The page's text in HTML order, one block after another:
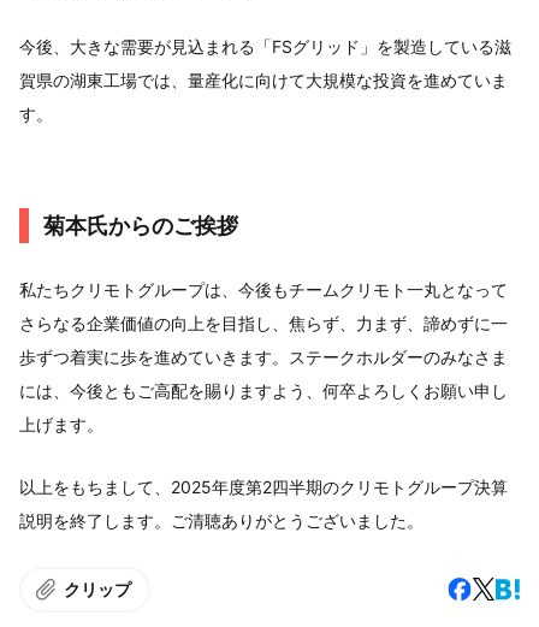
今後、大きな需要が見込まれる「FSグリッド」を製造している滋
賀県の湖東工場では、量産化に向けて大規模な投資を進めていま
す。
菊本氏からのご挨拶
私たちクリモトグループは、今後もチームクリモト一丸となって
さらなる企業価値の向上を目指し、焦らず、力まず、諦めずに一
歩ずつ着実に歩を進めていきます。ステークホルダーのみなさま
には、今後ともご高配を賜りますよう、何卒よろしくお願い申し
上げます。
以上をもちまして、2025年度第2四半期のクリモトグループ決算
説明を終了します。ご清聴ありがとうございました。
クリップ